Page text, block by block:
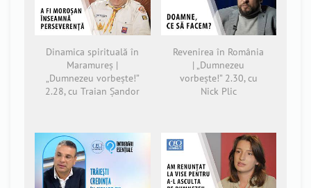
Dinamica spirituală în
Maramureș |
„Dumnezeu vorbește!”
2.28, cu Traian Șandor
Revenirea în România
| „Dumnezeu
vorbește!” 2.30, cu
Nick Plic